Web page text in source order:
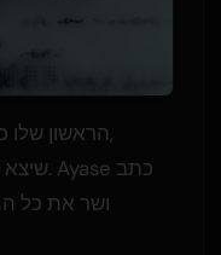
ושר את כל